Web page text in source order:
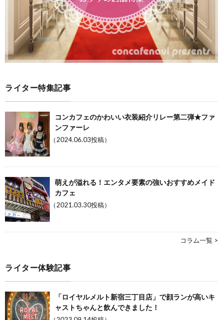
ライター特集記事
コンカフェのかわいい衣装紹介リレー第二弾★ファ
ンファーレ
（2024.06.03投稿）
萌えが溢れる！エンタメ要素の強いおすすめメイド
カフェ
（2021.03.30投稿）
コラム一覧 >
ライター体験記事
「ロイヤルメルト新宿三丁目店」で顔ランが高いキ
ャストちゃんと飲んできました！